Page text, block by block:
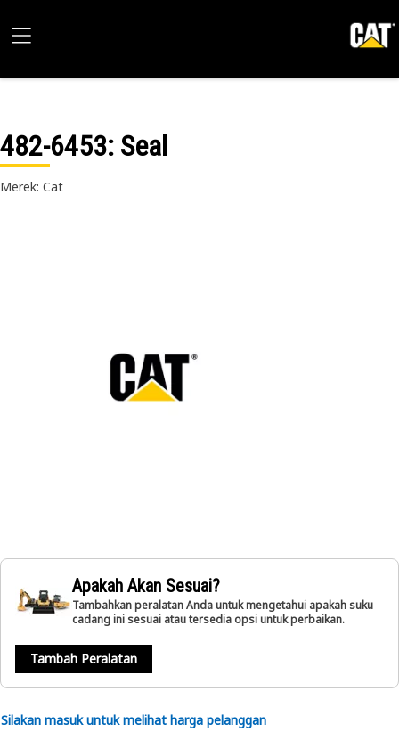
482-6453: Seal
Merek: Cat
Apakah Akan Sesuai?
Tambahkan peralatan Anda untuk mengetahui apakah suku
cadang ini sesuai atau tersedia opsi untuk perbaikan.
Tambah Peralatan
Silakan masuk untuk melihat harga pelanggan